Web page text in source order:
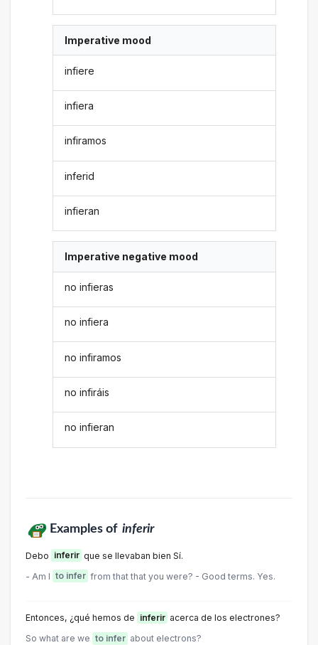
Imperative mood
infiere
infiera
infiramos
inferid
infieran
Imperative negative mood
no infieras
no infiera
no infiramos
no infiráis
no infieran
Examples of inferir
Debo inferir que se llevaban bien Sí.
- Am I to infer from that that you were? - Good terms. Yes.
Entonces, ¿qué hemos de inferir acerca de los electrones?
So what are we to infer about electrons?